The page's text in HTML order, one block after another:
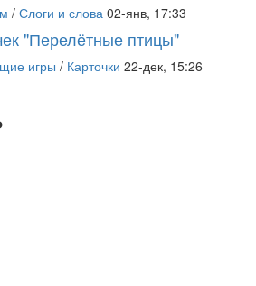
/ Слоги и слова 02-янв, 17:33
"Перелётные птицы"
игры / Карточки 22-дек, 15:26